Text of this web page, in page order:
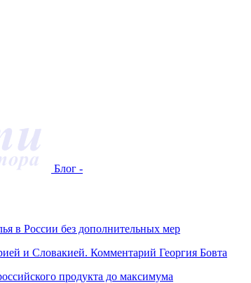
Блог -
в России без дополнительных мер
и Словакией. Комментарий Георгия Бовта
продукта до максимума